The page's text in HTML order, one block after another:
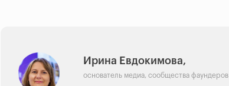
Ирина Евдокимова,
основатель медиа, сообщества